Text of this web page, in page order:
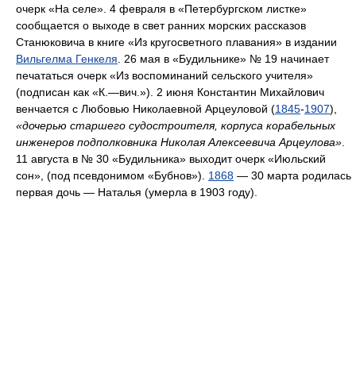
очерк «На селе». 4 февраля в «Петербургском листке»
сообщается о выходе в свет ранних морских рассказов
Станюковича в книге «Из кругосветного плавания» в издании
Вильгелма Генкеля. 26 мая в «Будильнике» № 19 начинает
печататься очерк «Из воспоминаний сельского учителя»
(подписан как «К.—вич.»). 2 июня Константин Михайлович
венчается с Любовью Николаевной Арцеуловой (1845-1907),
«дочерью старшего судостроителя, корпуса корабельных
инженеров подполковника Николая Алексеевича Арцеулова».
11 августа в № 30 «Будильника» выходит очерк «Июльский
сон», (под псевдонимом «Бубнов»). 1868 — 30 марта родилась
первая дочь — Наталья (умерла в 1903 году).